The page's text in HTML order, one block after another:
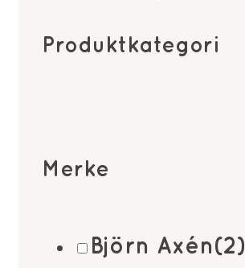
Produktkategori
Merke
Björn Axén(2)